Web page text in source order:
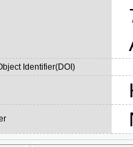
Identifier(DOI)